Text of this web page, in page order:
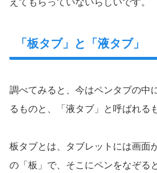
「板タブ」と「液タブ」
調べてみると、今はペンタブの中
るものと、「液タブ」と呼ばれる
板タブとは、タブレットには画面
の「板」で、そこにペンをなぞる